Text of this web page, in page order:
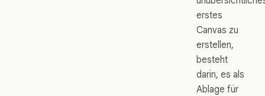
erstes
Canvas zu
erstellen,
besteht
darin, es als
Ablage für